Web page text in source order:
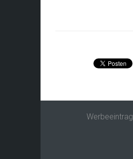
Werbeeintrag